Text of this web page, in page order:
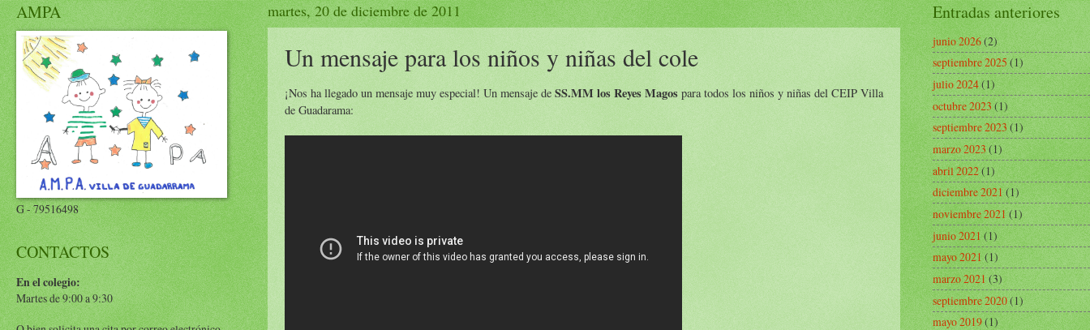
martes, 20 de diciembre de 2011
Un mensaje para los niños y niñas del cole
¡Nos ha llegado un mensaje muy especial! Un mensaje de SS.MM los Reyes Magos para todos los niños y niñas del CEIP Villa
de Guadarama:
AMPA
G - 79516498
CONTACTOS
En el colegio:
Martes de 9:00 a 9:30
Entradas anteriores
junio 2026(2)
septiembre 2025(1)
julio 2024(1)
octubre 2023(1)
septiembre 2023(1)
marzo 2023(1)
abril 2022(1)
diciembre 2021(1)
noviembre 2021(1)
junio 2021(1)
mayo 2021(1)
marzo 2021(3)
septiembre 2020(1)
mayo 2019(1)